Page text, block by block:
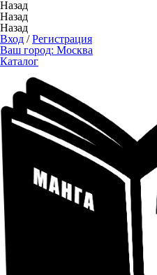
Назад
Назад
Назад
Вход /Регистрация
Ваш город: Москва
Каталог